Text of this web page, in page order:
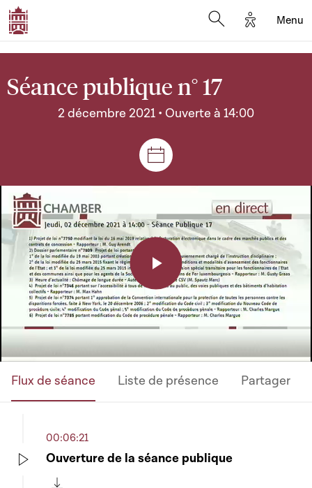
Options
Menu
Séance publique n° 17
2 décembre 2021 • Ouverte à 14:00
Séances et réunions
Play
Video
Flux de séance Liste de présence Partager
00:06:21
Ouverture de la séance publique